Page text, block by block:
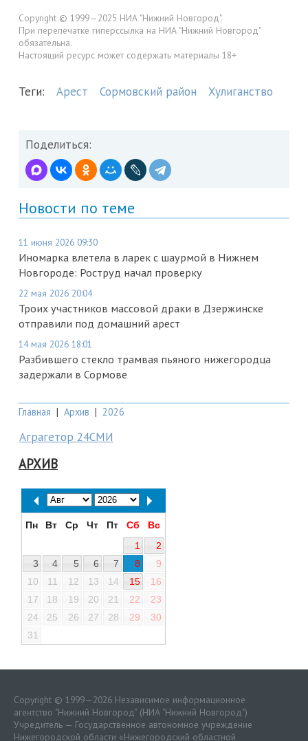
Copyright © 1999—2025 НИА "Нижний Новгород".
При перепечатке гиперссылка на НИА "Нижний Новгород"
обязательна.
Настоящий ресурс может содержать материалы 18+
Теги: Арест Сормовский район Хулиганство
Поделиться:
Новости по теме
11 июня 2026 09:30
Иномарка влетела в ларек с шаурмой в Нижнем
Новгороде: Роструд начал проверку
22 мая 2026 20:04
Троих участников массовой драки в Дзержинске
отправили под домашний арест
14 мая 2026 18:01
Разбившего стекло трамвая пьяного нижегородца
задержали в Сормове
Главная | Архив | 2026
Аграгетор 24СМИ
АРХИВ
Пн Вт Ср Чт Пт Сб
Вс
1
2
3
4 5 6 7 8
9
10
11 12 13 14 15
16
17
18 19 20 21 22
23
24
25 26 27 28 29
30
31
Copyright © 1999—2026 Независимое информационное
агентство "Нижний Новгород" (НИА "Нижний Новгород")
Учредитель — Государственное автономное учреждение
Нижегородской области «Нижегородский областной